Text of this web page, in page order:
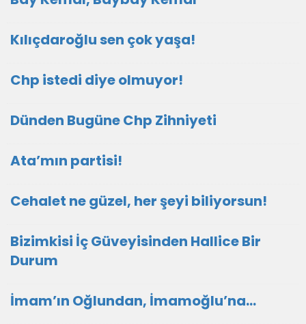
Kılıçdaroğlu sen çok yaşa!
Chp istedi diye olmuyor!
Dünden Bugüne Chp Zihniyeti
Ata’mın partisi!
Cehalet ne güzel, her şeyi biliyorsun!
Bizimkisi İç Güveyisinden Hallice Bir
Durum
İmam’ın Oğlundan, İmamoğlu’na…